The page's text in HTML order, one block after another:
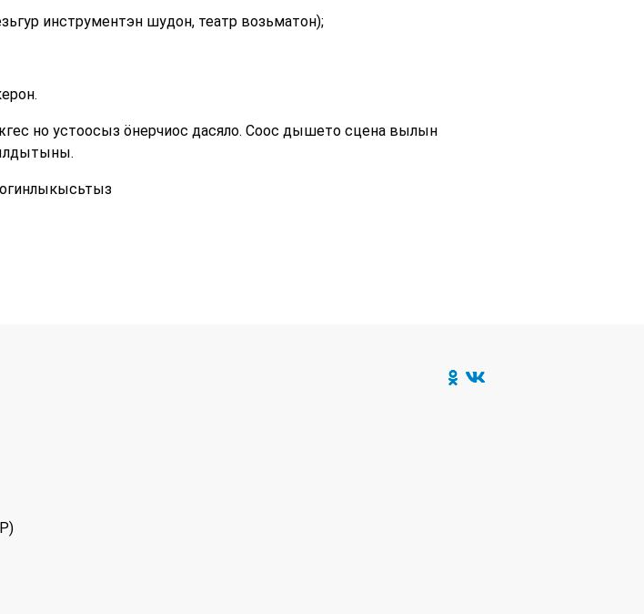
инструментэн шудон, театр возьматон);
но устоосыз ӧнерчиос дасяло. Соос дышето сцена вылын